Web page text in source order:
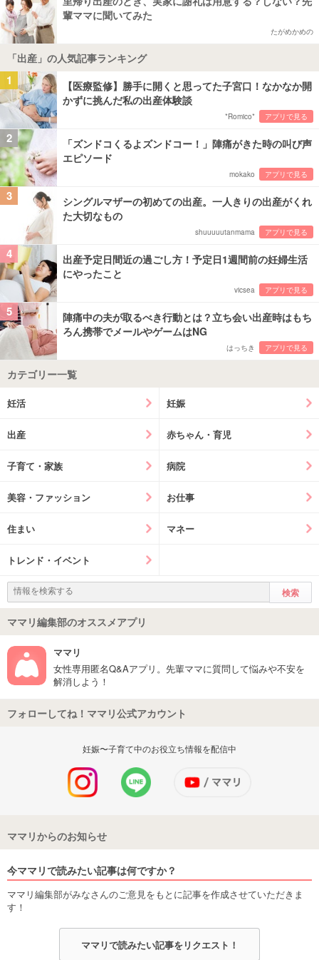
輩ママに聞いてみた
たがめかめの
「出産」の人気記事ランキング
1
【医療監修】勝手に開くと思ってた子宮口！なかなか開
かずに挑んだ私の出産体験談
*Romico* アプリで見る
2
「ズンドコくるよズンドコー！」陣痛がきた時の叫び声
エピソード
mokako アプリで見る
3
シングルマザーの初めての出産。一人きりの出産がくれ
た大切なもの
shuuuuutanmama アプリで見る
4
出産予定日間近の過ごし方！予定日1週間前の妊婦生活
にやったこと
vicsea アプリで見る
5
陣痛中の夫が取るべき行動とは？立ち会い出産時はもち
ろん携帯でメールやゲームはNG
はっちき アプリで見る
カテゴリー一覧
妊活 妊娠
出産 赤ちゃん・育児
子育て・家族 病院
美容・ファッション お仕事
住まい マネー
トレンド・イベント
ママリ編集部のオススメアプリ
ママリ
女性専用匿名Q&Aアプリ。先輩ママに質問して悩みや不安を
解消しよう！
フォローしてね！ママリ公式アカウント
妊娠〜子育て中のお役立ち情報を配信中
ママリからのお知らせ
今ママリで読みたい記事は何ですか？
ママリ編集部がみなさんのご意見をもとに記事を作成させていただきま
す！
ママリで読みたい記事をリクエスト！